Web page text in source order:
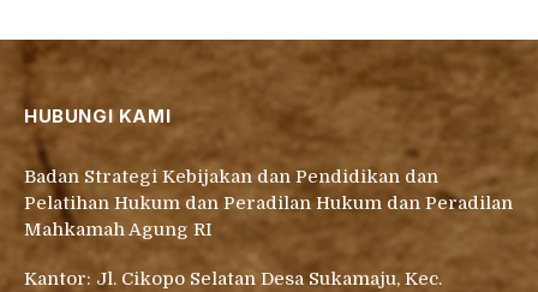
HUBUNGI KAMI
Badan Strategi Kebijakan dan Pendidikan dan
Pelatihan Hukum dan Peradilan Hukum dan Peradilan
Mahkamah Agung RI
Kantor: Jl. Cikopo Selatan Desa Sukamaju, Kec.